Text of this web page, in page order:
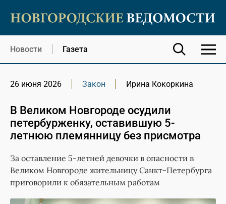
Новости Газета
26 июня 2026 Закон Ирина Кокоркина
В Великом Новгороде осудили
петербурженку, оставившую 5-
летнюю племянницу без присмотра
За оставление 5-летней девочки в опасности в
Великом Новгороде жительницу Санкт-Петербурга
приговорили к обязательным работам